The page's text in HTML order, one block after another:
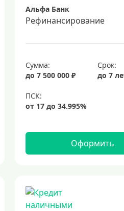
Альфа Банк
Рефинансирование
Сумма:
до 7 500 000 ₽
Срок:
до 7
Оформить